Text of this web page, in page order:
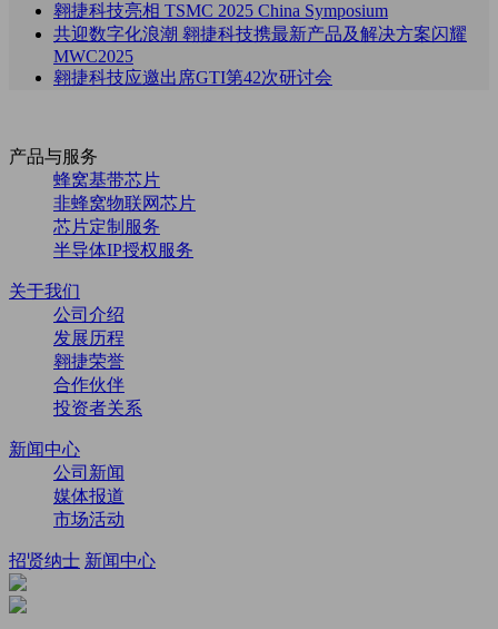
翱捷科技亮相 TSMC 2025 China Symposium
共迎数字化浪潮 翱捷科技携最新产品及解决方案闪耀
MWC2025
翱捷科技应邀出席GTI第42次研讨会
产品与服务
蜂窝基带芯片
非蜂窝物联网芯片
芯片定制服务
半导体IP授权服务
关于我们
公司介绍
发展历程
翱捷荣誉
合作伙伴
投资者关系
新闻中心
公司新闻
媒体报道
市场活动
招贤纳士 新闻中心